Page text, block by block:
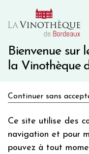
Bienvenue sur
la Vinothèque
Continuer sans
Ce site utilise des
navigation et pour
pouvez à tout
10€ de remise
Une
Votre
email